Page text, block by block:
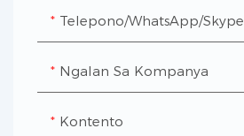
Telepono/WhatsApp/Skype
Ngalan Sa Kompanya
Kontento